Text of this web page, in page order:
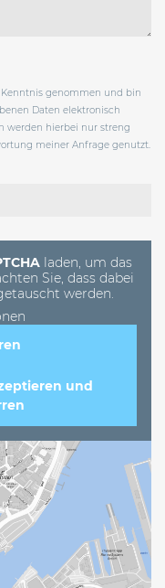
genommen und bin
Daten elektronisch
werden hierbei nur streng
meiner Anfrage genutzt.
laden, um das
Sie, dass dabei
werden.
und